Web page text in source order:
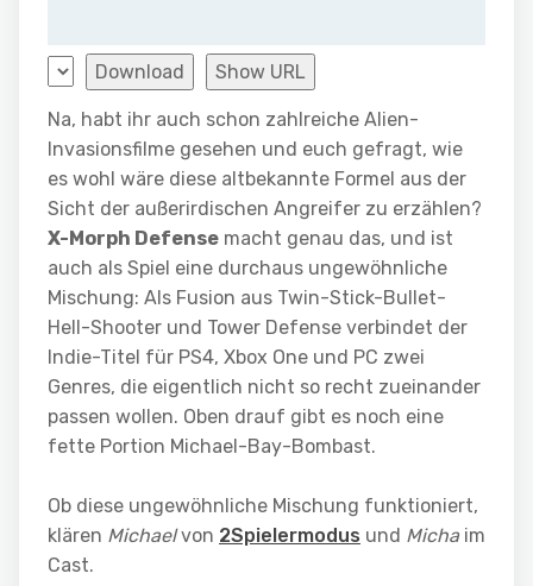
Download Show URL
Na, habt ihr auch schon zahlreiche Alien-
Invasionsfilme gesehen und euch gefragt, wie
es wohl wäre diese altbekannte Formel aus der
Sicht der außerirdischen Angreifer zu erzählen?
X-Morph Defense macht genau das, und ist
auch als Spiel eine durchaus ungewöhnliche
Mischung: Als Fusion aus Twin-Stick-Bullet-
Hell-Shooter und Tower Defense verbindet der
Indie-Titel für PS4, Xbox One und PC zwei
Genres, die eigentlich nicht so recht zueinander
passen wollen. Oben drauf gibt es noch eine
fette Portion Michael-Bay-Bombast.
Ob diese ungewöhnliche Mischung funktioniert,
klären Michaelvon 2Spielermodus und Michaim
Cast.